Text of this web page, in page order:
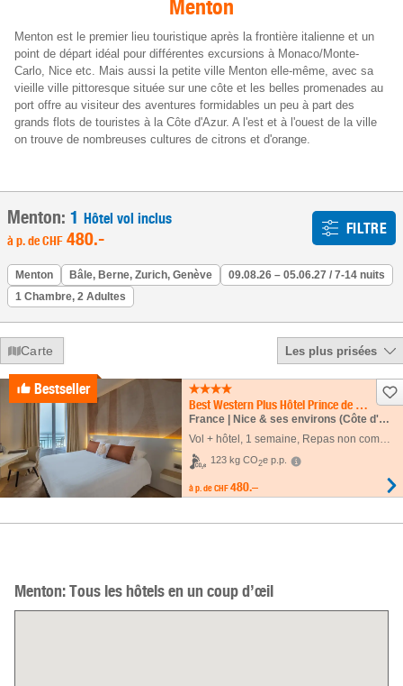
Menton
Menton est le premier lieu touristique après la frontière italienne et un
point de départ idéal pour différentes excursions à Monaco/Monte-
Carlo, Nice etc. Mais aussi la petite ville Menton elle-même, avec sa
vieille ville pittoresque située sur une côte et les belles promenades au
port offre au visiteur des aventures formidables un peu à part des
grands flots de touristes à la Côte d'Azur. A l'est et à l'ouest de la ville
on trouve de nombreuses cultures de citrons et d'orange.
Menton: 1 Hôtel vol inclus
à p. deCHF 480.- FILTRE
Menton Bâle, Berne, Zurich, Genève
09.08.26 – 05.06.27 / 7-14 nuits
1 Chambre, 2 Adultes
Carte Les plus prisées
Bestseller
Best Western Plus Hôtel Prince de Galles
France | Nice & ses environs (Côte d'Azur - Midi de la France) | Menton
Vol + hôtel , 1 semaine, Repas non compris
123 kg CO2e p.p.
à p. de CHF 480.–
Menton: Tous les hôtels en un coup d’œil